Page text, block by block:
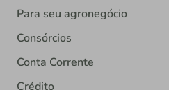
Para seu agronegócio
Consórcios
Conta Corrente
Crédito